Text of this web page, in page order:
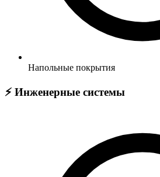
Напольные покрытия
⚡ Инженерные системы